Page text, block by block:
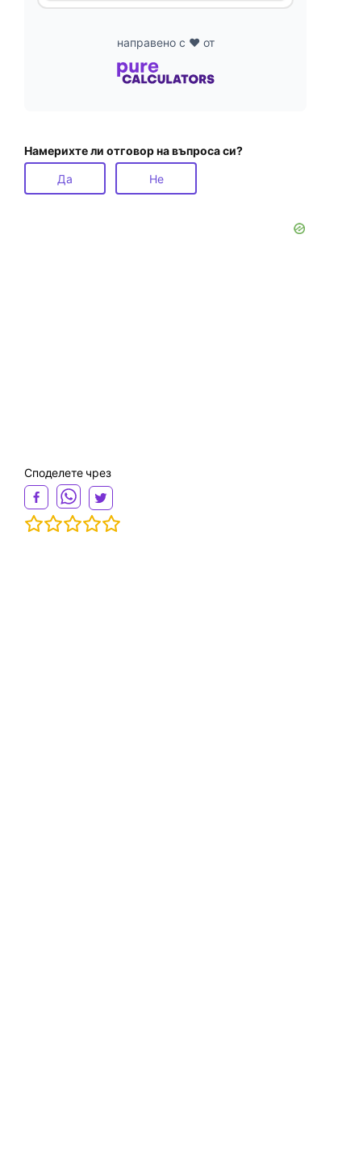
направено с ❤️ от
Намерихте ли отговор на въпроса си?
Да Не
Споделете чрез